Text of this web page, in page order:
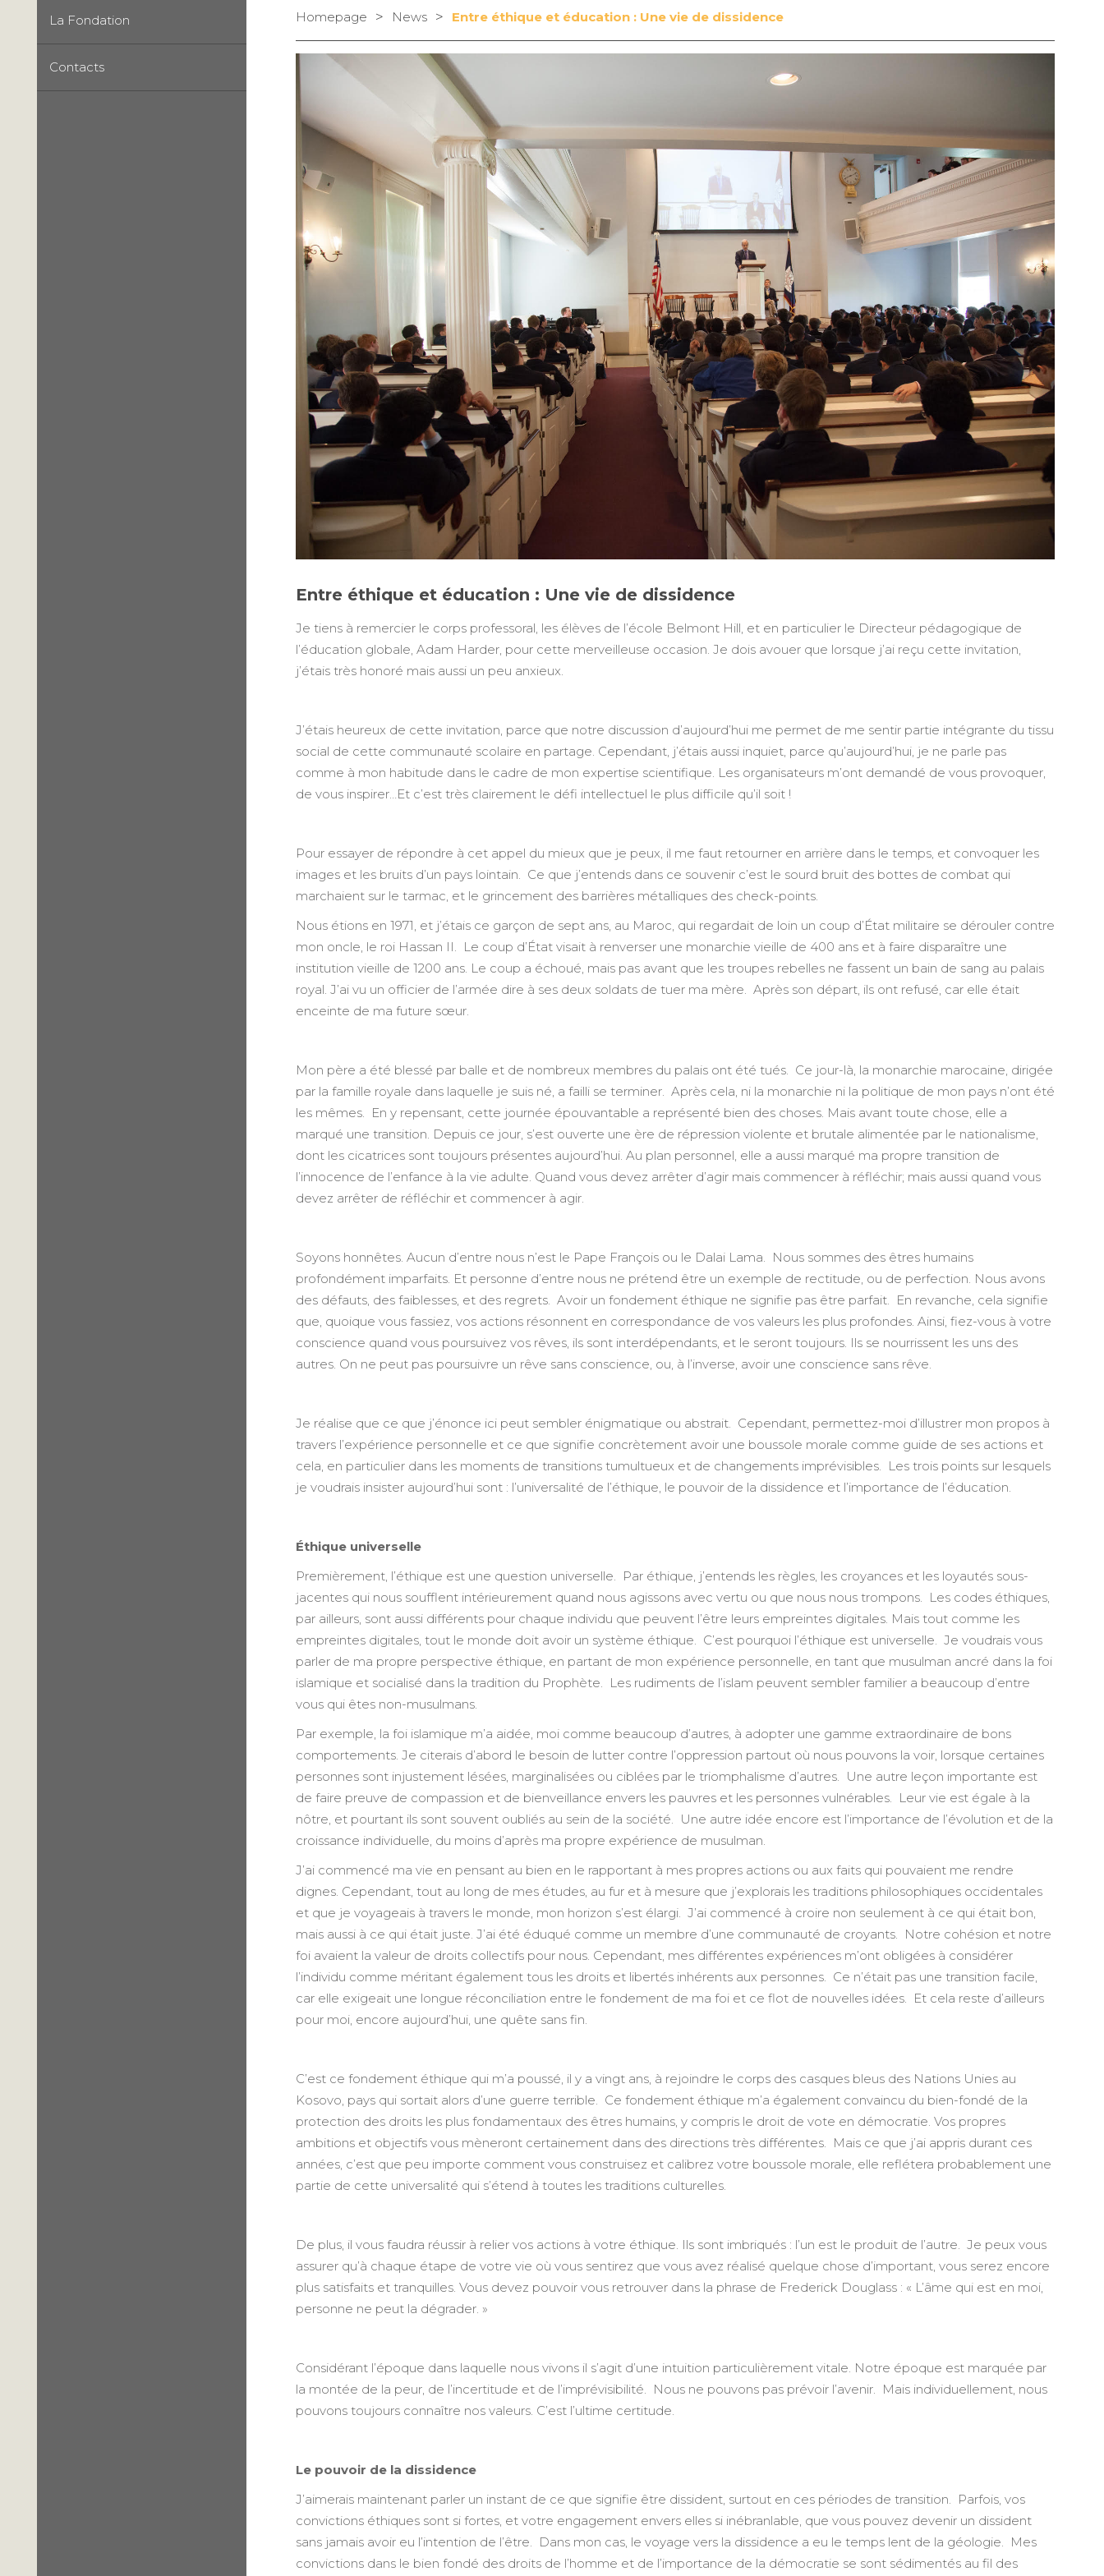
La Fondation
Contacts
Homepage > News > Entre éthique et éducation : Une vie de dissidence
Entre éthique et éducation : Une vie de dissidence
Je tiens à remercier le corps professoral, les élèves de l’école Belmont Hill, et en particulier le Directeur pédagogique de
l’éducation globale, Adam Harder, pour cette merveilleuse occasion. Je dois avouer que lorsque j’ai reçu cette invitation,
j’étais très honoré mais aussi un peu anxieux.
J’étais heureux de cette invitation, parce que notre discussion d’aujourd’hui me permet de me sentir partie intégrante du tissu
social de cette communauté scolaire en partage. Cependant, j’étais aussi inquiet, parce qu’aujourd’hui, je ne parle pas
comme à mon habitude dans le cadre de mon expertise scientifique. Les organisateurs m’ont demandé de vous provoquer,
de vous inspirer…Et c’est très clairement le défi intellectuel le plus difficile qu’il soit !
Pour essayer de répondre à cet appel du mieux que je peux, il me faut retourner en arrière dans le temps, et convoquer les
images et les bruits d’un pays lointain. Ce que j’entends dans ce souvenir c’est le sourd bruit des bottes de combat qui
marchaient sur le tarmac, et le grincement des barrières métalliques des check-points.
Nous étions en 1971, et j’étais ce garçon de sept ans, au Maroc, qui regardait de loin un coup d’État militaire se dérouler contre
mon oncle, le roi Hassan II. Le coup d’État visait à renverser une monarchie vieille de 400 ans et à faire disparaître une
institution vieille de 1200 ans. Le coup a échoué, mais pas avant que les troupes rebelles ne fassent un bain de sang au palais
royal. J’ai vu un officier de l’armée dire à ses deux soldats de tuer ma mère. Après son départ, ils ont refusé, car elle était
enceinte de ma future sœur.
Mon père a été blessé par balle et de nombreux membres du palais ont été tués. Ce jour-là, la monarchie marocaine, dirigée
par la famille royale dans laquelle je suis né, a failli se terminer. Après cela, ni la monarchie ni la politique de mon pays n’ont été
les mêmes. En y repensant, cette journée épouvantable a représenté bien des choses. Mais avant toute chose, elle a
marqué une transition. Depuis ce jour, s’est ouverte une ère de répression violente et brutale alimentée par le nationalisme,
dont les cicatrices sont toujours présentes aujourd’hui. Au plan personnel, elle a aussi marqué ma propre transition de
l’innocence de l’enfance à la vie adulte. Quand vous devez arrêter d’agir mais commencer à réfléchir; mais aussi quand vous
devez arrêter de réfléchir et commencer à agir.
Soyons honnêtes. Aucun d’entre nous n’est le Pape François ou le Dalai Lama. Nous sommes des êtres humains
profondément imparfaits. Et personne d’entre nous ne prétend être un exemple de rectitude, ou de perfection. Nous avons
des défauts, des faiblesses, et des regrets. Avoir un fondement éthique ne signifie pas être parfait. En revanche, cela signifie
que, quoique vous fassiez, vos actions résonnent en correspondance de vos valeurs les plus profondes. Ainsi, fiez-vous à votre
conscience quand vous poursuivez vos rêves, ils sont interdépendants, et le seront toujours. Ils se nourrissent les uns des
autres. On ne peut pas poursuivre un rêve sans conscience, ou, à l’inverse, avoir une conscience sans rêve.
Je réalise que ce que j’énonce ici peut sembler énigmatique ou abstrait. Cependant, permettez-moi d’illustrer mon propos à
travers l’expérience personnelle et ce que signifie concrètement avoir une boussole morale comme guide de ses actions et
cela, en particulier dans les moments de transitions tumultueux et de changements imprévisibles. Les trois points sur lesquels
je voudrais insister aujourd’hui sont : l’universalité de l’éthique, le pouvoir de la dissidence et l’importance de l’éducation.
Éthique universelle
Premièrement, l’éthique est une question universelle. Par éthique, j’entends les règles, les croyances et les loyautés sous-
jacentes qui nous soufflent intérieurement quand nous agissons avec vertu ou que nous nous trompons. Les codes éthiques,
par ailleurs, sont aussi différents pour chaque individu que peuvent l’être leurs empreintes digitales. Mais tout comme les
empreintes digitales, tout le monde doit avoir un système éthique. C’est pourquoi l’éthique est universelle. Je voudrais vous
parler de ma propre perspective éthique, en partant de mon expérience personnelle, en tant que musulman ancré dans la foi
islamique et socialisé dans la tradition du Prophète. Les rudiments de l’islam peuvent sembler familier a beaucoup d’entre
vous qui êtes non-musulmans.
Par exemple, la foi islamique m’a aidée, moi comme beaucoup d’autres, à adopter une gamme extraordinaire de bons
comportements. Je citerais d’abord le besoin de lutter contre l’oppression partout où nous pouvons la voir, lorsque certaines
personnes sont injustement lésées, marginalisées ou ciblées par le triomphalisme d’autres. Une autre leçon importante est
de faire preuve de compassion et de bienveillance envers les pauvres et les personnes vulnérables. Leur vie est égale à la
nôtre, et pourtant ils sont souvent oubliés au sein de la société. Une autre idée encore est l’importance de l’évolution et de la
croissance individuelle, du moins d’après ma propre expérience de musulman.
J’ai commencé ma vie en pensant au bien en le rapportant à mes propres actions ou aux faits qui pouvaient me rendre
dignes. Cependant, tout au long de mes études, au fur et à mesure que j’explorais les traditions philosophiques occidentales
et que je voyageais à travers le monde, mon horizon s’est élargi. J’ai commencé à croire non seulement à ce qui était bon,
mais aussi à ce qui était juste. J’ai été éduqué comme un membre d’une communauté de croyants. Notre cohésion et notre
foi avaient la valeur de droits collectifs pour nous. Cependant, mes différentes expériences m’ont obligées à considérer
l’individu comme méritant également tous les droits et libertés inhérents aux personnes. Ce n’était pas une transition facile,
car elle exigeait une longue réconciliation entre le fondement de ma foi et ce flot de nouvelles idées. Et cela reste d’ailleurs
pour moi, encore aujourd’hui, une quête sans fin.
C’est ce fondement éthique qui m’a poussé, il y a vingt ans, à rejoindre le corps des casques bleus des Nations Unies au
Kosovo, pays qui sortait alors d’une guerre terrible. Ce fondement éthique m’a également convaincu du bien-fondé de la
protection des droits les plus fondamentaux des êtres humains, y compris le droit de vote en démocratie. Vos propres
ambitions et objectifs vous mèneront certainement dans des directions très différentes. Mais ce que j’ai appris durant ces
années, c’est que peu importe comment vous construisez et calibrez votre boussole morale, elle reflétera probablement une
partie de cette universalité qui s’étend à toutes les traditions culturelles.
De plus, il vous faudra réussir à relier vos actions à votre éthique. Ils sont imbriqués : l’un est le produit de l’autre. Je peux vous
assurer qu’à chaque étape de votre vie où vous sentirez que vous avez réalisé quelque chose d’important, vous serez encore
plus satisfaits et tranquilles. Vous devez pouvoir vous retrouver dans la phrase de Frederick Douglass : « L’âme qui est en moi,
personne ne peut la dégrader. »
Considérant l’époque dans laquelle nous vivons il s’agit d’une intuition particulièrement vitale. Notre époque est marquée par
la montée de la peur, de l’incertitude et de l’imprévisibilité. Nous ne pouvons pas prévoir l’avenir. Mais individuellement, nous
pouvons toujours connaître nos valeurs. C’est l’ultime certitude.
Le pouvoir de la dissidence
J’aimerais maintenant parler un instant de ce que signifie être dissident, surtout en ces périodes de transition. Parfois, vos
convictions éthiques sont si fortes, et votre engagement envers elles si inébranlable, que vous pouvez devenir un dissident
sans jamais avoir eu l’intention de l’être. Dans mon cas, le voyage vers la dissidence a eu le temps lent de la géologie. Mes
convictions dans le bien fondé des droits de l’homme et de l’importance de la démocratie se sont sédimentés au fil des